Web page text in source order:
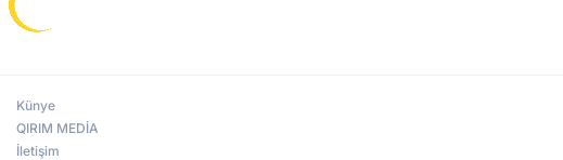
Künye
QIRIM MEDİA
İletişim